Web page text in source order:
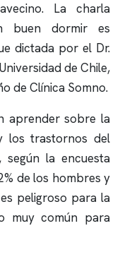
La charla
buen dormir es
dictada por el Dr.
de Chile,
de Clínica Somno.
aprender sobre la
los trastornos del
según la encuesta
de los hombres y
peligroso para la
muy común para